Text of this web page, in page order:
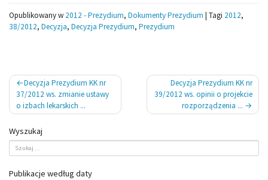
Opublikowany w 2012 - Prezydium, Dokumenty Prezydium | Tagi 2012,
38/2012, Decyzja, Decyzja Prezydium, Prezydium
Nawigacja
wpisu
Decyzja Prezydium KK nr
37/2012 ws. zmianie ustawy
o izbach lekarskich ...
Decyzja Prezydium KK nr
39/2012 ws. opinii o projekcie
rozporządzenia ...
Wyszukaj
Publikacje według daty